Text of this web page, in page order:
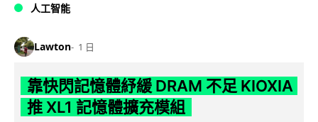
人工智能
Lawton 1 日
靠快閃記憶體紓緩 DRAM 不足 KIOXIA
推 XL1 記憶體擴充模組